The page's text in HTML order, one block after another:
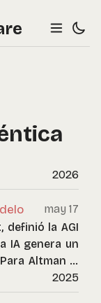
2026
may 17
definió la AGI
IA genera un
Altman el
startup
de un
2025